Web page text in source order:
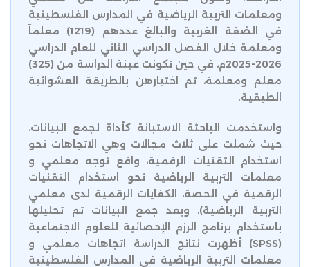
ومعلمات التربية الرياضية في المدارس الفلسطينية
في الضفة الغربية والبالغ عددهم (1219) معلماً
ومعلمة خلال الفصل الدراسي الثاني للعام الدراسي
2026-2025م، في حين تكونت عينة الدراسة من (325)
معلم ومعلمة، تم اختيارهن بالطريقة العشوائية
الطبقية.
واستخدمت الباحثة الاستبانة كأداة لجمع البيانات،
حيث شملت على ثلاث مجالات وهي الاتجاهات نحو
استخدام التقنيات الرقمية، واقع توجه معلمي و
معلمات التربية الرياضية نحو استخدام التقنيات
الرقمية في الحصة، الكفايات الرقمية لدى معلمي
التربية الرياضية)، وبعد جمع البيانات تم تحليلها
باستخدام برنامج الرزم الإحصائية للعلوم الاجتماعية
(SPSS) أظهرت نتائج الدراسة اتجاهات معلمي و
معلمات التربية الرياضية في المدارس الفلسطينية